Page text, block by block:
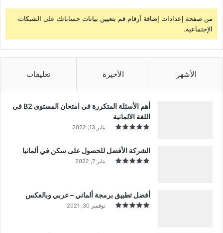
من صفحة إعدادات إضافة أرقام قم بتعيين بيانات حساباتك على الشبكات
الإجتماعية.
الأشهر الأخيرة تعليقات
أهم الأسئلة المتكررة في امتحان المستوى B2 في
اللغة الالمانية
يناير 13, 2022
الشركة الأفضل للحصول على سكن في ألمانيا
يناير 7, 2022
أفضل تطبيق برمجة ألماني – عربي وبالعكس
نوفمبر 30, 2021